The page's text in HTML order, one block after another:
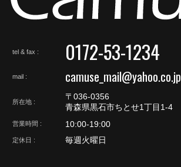
tel & fax 0172-53-1234
mail camuse_mail@yahoo.co.jp
所在地
〒036-0356
青森県黒石市ちとせ1丁目1-4
営業時間 10:00-19:00
定休日 毎週火曜日